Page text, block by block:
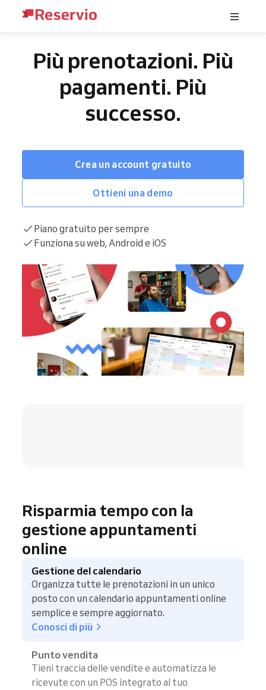
Più prenotazioni. Più
pagamenti. Più
successo.
Crea un account gratuito
Ottieni una demo
Piano gratuito per sempre
Funziona su web, Android e iOS
Risparmia tempo con la
gestione appuntamenti
online
Gestione del calendario
Organizza tutte le prenotazioni in un unico
posto con un calendario appuntamenti online
semplice e sempre aggiornato.
Conosci di più
Punto vendita
Tieni traccia delle vendite e automatizza le
ricevute con un POS integrato al tuo